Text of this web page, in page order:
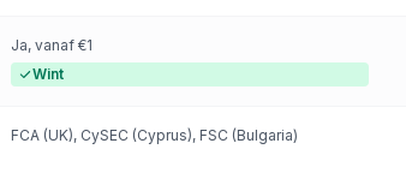
Ja, vanaf €1
Wint
FCA (UK), CySEC (Cyprus), FSC (Bulgaria)